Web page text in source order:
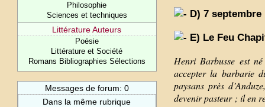
Philosophie
Sciences et techniques
Littérature Auteurs
Poésie
Littérature et Société
Romans Bibliographies Sélections
Messages de forum: 0
Dans la même rubrique
D) 7
E) Le Feu
Henri Barbusse est
accepter la barbarie
paysans près
devenir pasteur ; il en